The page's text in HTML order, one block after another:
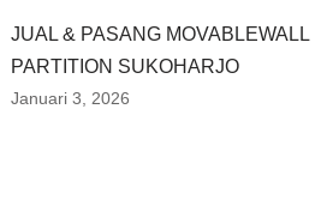
JUAL & PASANG MOVABLEWALL
PARTITION SUKOHARJO
Januari 3, 2026